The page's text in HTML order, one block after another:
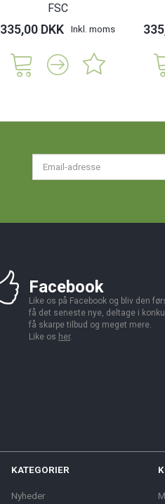
FSC
335,00 DKK Inkl. moms
Facebook
Like os på Facebook og bliv den
få det seneste nye, deltage i
få skarpe tilbud og meget mere.
Like os her.
KATEGORIER
Nyheder